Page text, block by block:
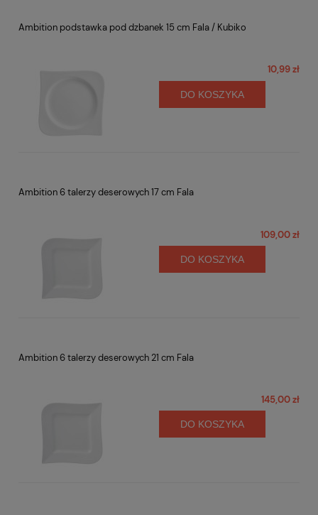
Ambition podstawka pod dzbanek 15 cm Fala / Kubiko
10,99 zł
DO KOSZYKA
Ambition 6 talerzy deserowych 17 cm Fala
109,00 zł
DO KOSZYKA
Ambition 6 talerzy deserowych 21 cm Fala
145,00 zł
DO KOSZYKA